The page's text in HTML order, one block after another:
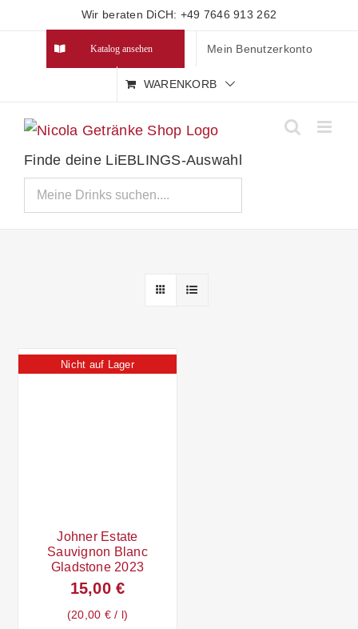
Wir beraten DiCH: +49 7646 913 262
Katalog ansehen Mein Benutzerkonto
WARENKORB
Finde deine LiEBLINGS-Auswahl
Nicht auf Lager
Johner Estate
Sauvignon Blanc
Gladstone 2023
15,00€
20,00 €/ l